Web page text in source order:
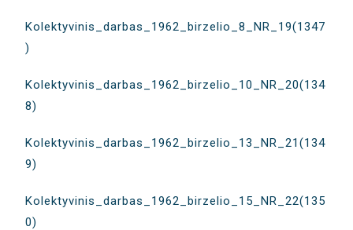
Kolektyvinis_darbas_1962_birzelio_8_NR_19(1347
)
Kolektyvinis_darbas_1962_birzelio_10_NR_20(134
8)
Kolektyvinis_darbas_1962_birzelio_13_NR_21(134
9)
Kolektyvinis_darbas_1962_birzelio_15_NR_22(135
0)